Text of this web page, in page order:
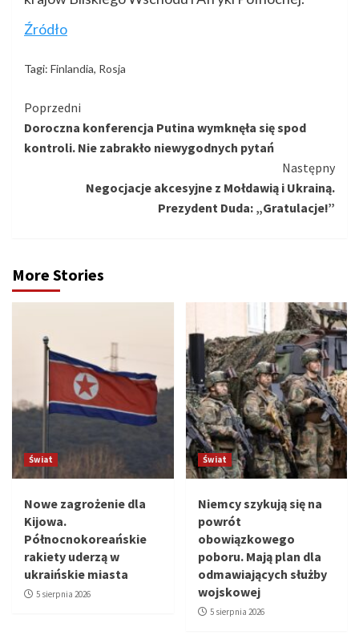
Źródło
Tagi: Finlandia, Rosja
Kontynuuj
czytanie
Poprzedni
Doroczna konferencja Putina wymknęła się spod
kontroli. Nie zabrakło niewygodnych pytań
Następny
Negocjacje akcesyjne z Mołdawią i Ukrainą.
Prezydent Duda: „Gratulacje!”
More Stories
Świat
Nowe zagrożenie dla
Kijowa.
Północnokoreańskie
rakiety uderzą w
ukraińskie miasta
5 sierpnia 2026
Świat
Niemcy szykują się na
powrót
obowiązkowego
poboru. Mają plan dla
odmawiających służby
wojskowej
5 sierpnia 2026